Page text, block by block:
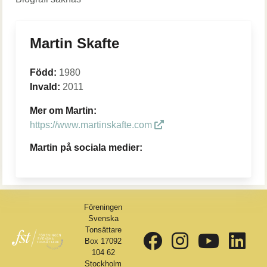
Martin Skafte
Född: 1980
Invald: 2011
Mer om Martin:
https://www.martinskafte.com
Martin på sociala medier:
Föreningen
Svenska
Tonsättare
Box 17092
104 62
Stockholm